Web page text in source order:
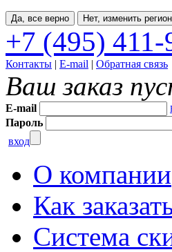
Да, все верно Нет, изменить регион
+7 (495) 411-
Контакты | E-mail | Обратная связь
Ваш заказ
E-mail
Пароль
вход
О компании
Как
Система